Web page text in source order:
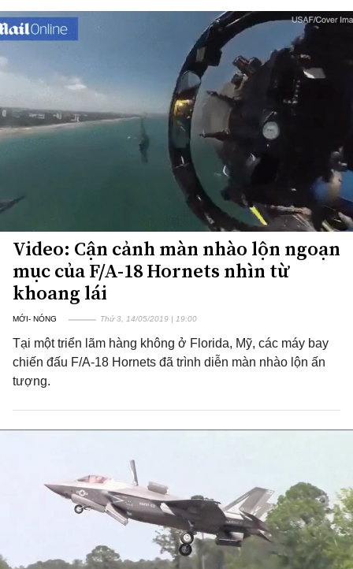
Video: Cận cảnh màn nhào lộn ngoạn
mục của F/A-18 Hornets nhìn từ
khoang lái
MỚI- NÓNG Thứ 3, 14/05/2019 | 19:00
Tại một triển lãm hàng không ở Florida, Mỹ, các máy bay
chiến đấu F/A-18 Hornets đã trình diễn màn nhào lộn ấn
tượng.